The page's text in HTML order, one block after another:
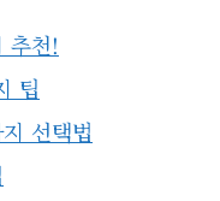
추천!
팁
선택법